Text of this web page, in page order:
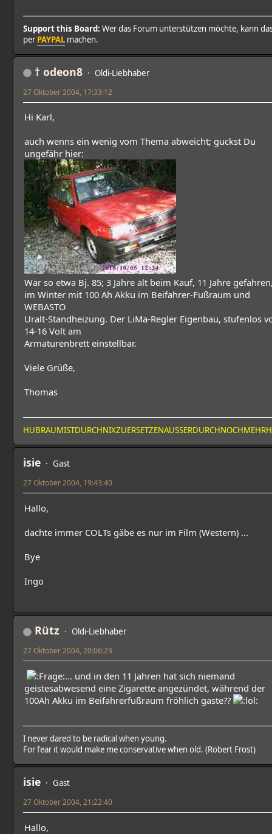
Support this Board: Wer das Forum unterstützen möchte, kann
perPAYPAL machen.
† odeon8 Oldi-Liebhaber
27 Oktober 2004, 17:33:12
Hi Karl,
auch wenns ein wenig vom Thema abweicht; guckst Du
ungefähr hier:
War so etwa Bj. 85; 3 Jahre alt beim Kauf, 11 Jahre
im Winter mit 100 Ah Akku im Beifahrer-Fußraum und
WEBASTO
Uralt-Standheizung. Der LiMa-Regler Eigenbau, stufenlos
14-16 Volt am
Armaturenbrett einstellbar.
Viele Grüße,
Thomas
isie Gast
27 Oktober 2004, 19:43:40
Hallo,
dachte immer COLTs gäbe es nur im Film (Western) ...
Bye
Ingo
Rütz Oldi-Liebhaber
27 Oktober 2004, 20:06:23
... und in den 11 Jahren hat sich niemand
geistesabwesend eine Zigarette angezündet, während der
100Ah Akku im Beifahrerfußraum fröhlich gaste??
I never dared to be radical when young.
For fear it would make me conservative when old. (Robert Frost)
isie Gast
27 Oktober 2004, 21:22:40
Hallo,